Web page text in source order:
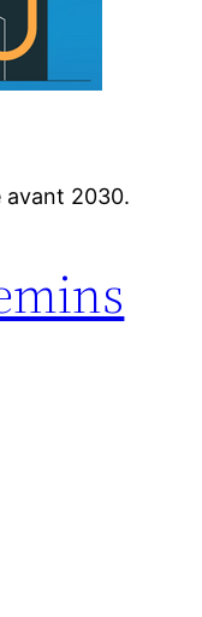
avant 2030.